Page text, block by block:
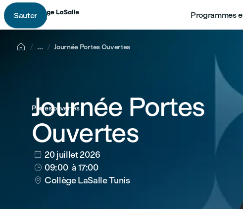
Sauter Programmes
 ... Journée Portes Ouvertes
Portes ouvertes
Journée Portes
Ouvertes
 20 juillet 2026
 09:00 à 17:00
 Collège LaSalle Tunis